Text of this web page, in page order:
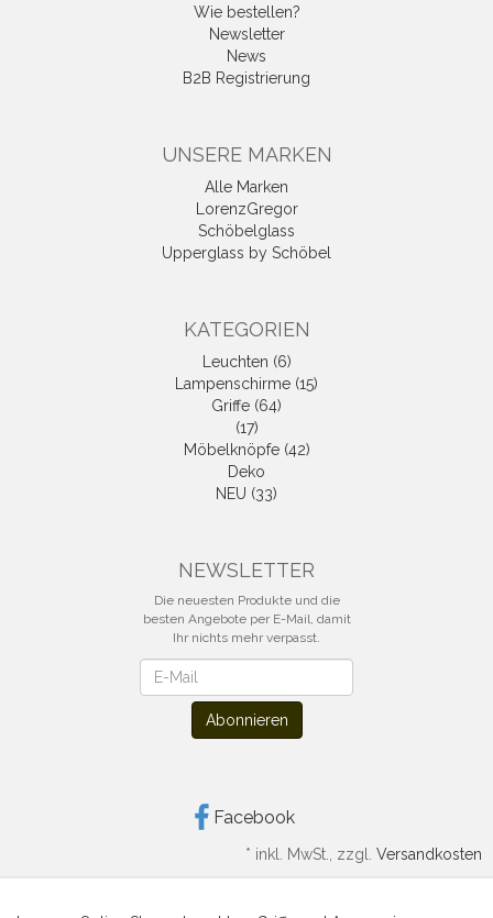
Wie bestellen?
Newsletter
News
B2B Registrierung
UNSERE MARKEN
Alle Marken
LorenzGregor
Schöbelglass
Upperglass by Schöbel
KATEGORIEN
Leuchten (6)
Lampenschirme (15)
Griffe (64)
(17)
Möbelknöpfe (42)
Deko
NEU (33)
NEWSLETTER
Die neuesten Produkte und die
besten Angebote per E-Mail, damit
Ihr nichts mehr verpasst.
Abonnieren
Facebook
* inkl. MwSt., zzgl. Versandkosten